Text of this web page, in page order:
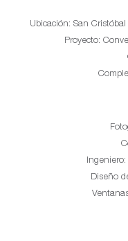
Ubicación: San
Proyecto:
Ingeniero:
Diseño